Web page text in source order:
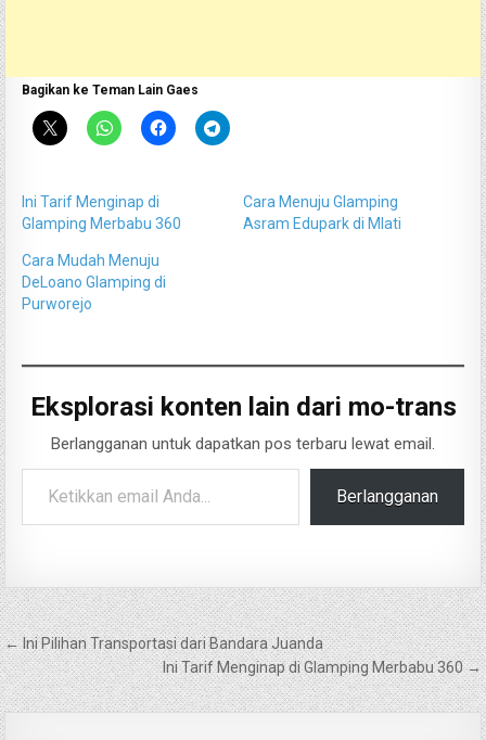
Bagikan ke Teman Lain Gaes
Ini Tarif Menginap di
Glamping Merbabu 360
Cara Menuju Glamping
Asram Edupark di Mlati
Cara Mudah Menuju
DeLoano Glamping di
Purworejo
Eksplorasi konten lain dari mo-trans
Berlangganan untuk dapatkan pos terbaru lewat email.
Ketikkan email Anda...
Berlangganan
Navigasi
pos
← Ini Pilihan Transportasi dari Bandara Juanda
Ini Tarif Menginap di Glamping Merbabu 360 →